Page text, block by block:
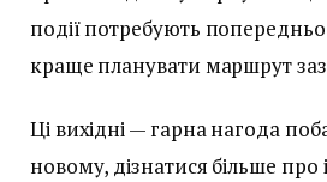
події потребують
краще планувати маршрут
Ці вихідні — гарна нагода
новому, дізнатися більше про